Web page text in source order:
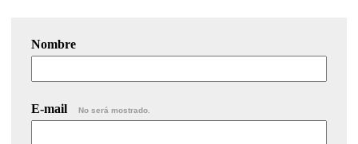
Nombre
E-mail No será mostrado.